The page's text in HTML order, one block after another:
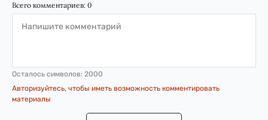
Всего комментариев: 0
Осталось символов: 2000
Авторизуйтесь, чтобы иметь возможность комментировать
материалы